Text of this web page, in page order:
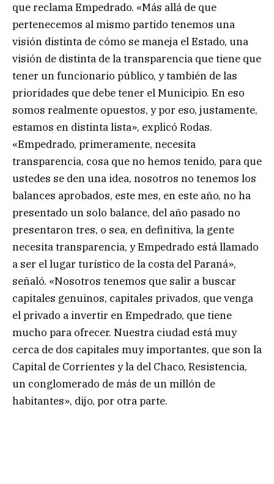
que reclama Empedrado. «Más allá de que
pertenecemos al mismo partido tenemos una
visión distinta de cómo se maneja el Estado, una
visión de distinta de la transparencia que tiene que
tener un funcionario público, y también de las
prioridades que debe tener el Municipio. En eso
somos realmente opuestos, y por eso, justamente,
estamos en distinta lista», explicó Rodas.
«Empedrado, primeramente, necesita
transparencia, cosa que no hemos tenido, para que
ustedes se den una idea, nosotros no tenemos los
balances aprobados, este mes, en este año, no ha
presentado un solo balance, del año pasado no
presentaron tres, o sea, en definitiva, la gente
necesita transparencia, y Empedrado está llamado
a ser el lugar turístico de la costa del Paraná»,
señaló. «Nosotros tenemos que salir a buscar
capitales genuinos, capitales privados, que venga
el privado a invertir en Empedrado, que tiene
mucho para ofrecer. Nuestra ciudad está muy
cerca de dos capitales muy importantes, que son la
Capital de Corrientes y la del Chaco, Resistencia,
un conglomerado de más de un millón de
habitantes», dijo, por otra parte.